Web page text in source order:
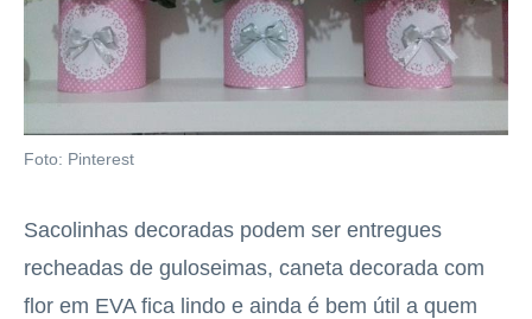
Foto: Pinterest
Sacolinhas decoradas podem ser entregues
recheadas de guloseimas, caneta decorada com
flor em EVA fica lindo e ainda é bem útil a quem